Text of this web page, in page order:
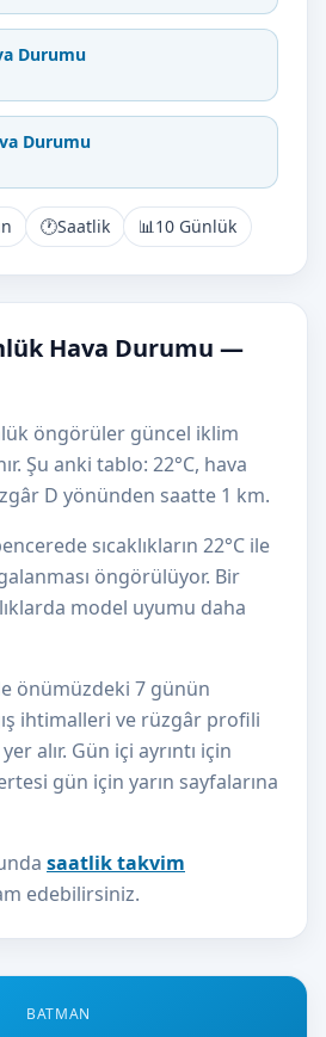
BATMAN
Durumu
Durumu
🕐Saatlik 📊10 Günlük
Hava Durumu —
öngörüler güncel iklim
Şu anki tablo: 22°C, hava
D yönünden saatte 1 km.
sıcaklıkların 22°C ile
öngörülüyor. Bir
model uyumu daha
önümüzdeki 7 günün
ihtimalleri ve rüzgâr profili
alır. Gün içi ayrıntı için
gün için yarın sayfalarına
saatlik takvim
edebilirsiniz.